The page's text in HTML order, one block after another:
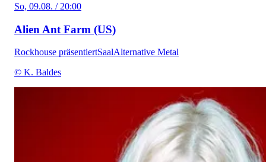
So, 09.08. / 20:00
Alien Ant Farm (US)
Rockhouse präsentiertSaalAlternative Metal
© K. Baldes